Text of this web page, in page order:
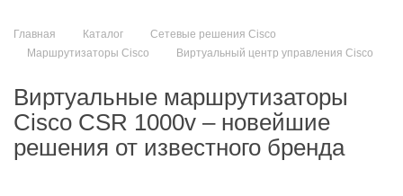
Главная Каталог
Сетевые решения Cisco
Маршрутизаторы Cisco
Виртуальный центр управления Cisco
Виртуальные маршрутизаторы
Cisco CSR 1000v – новейшие
решения от известного бренда